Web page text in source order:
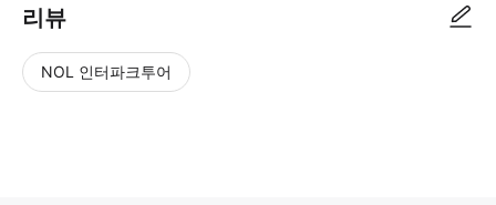
리뷰
NOL 인터파크투어